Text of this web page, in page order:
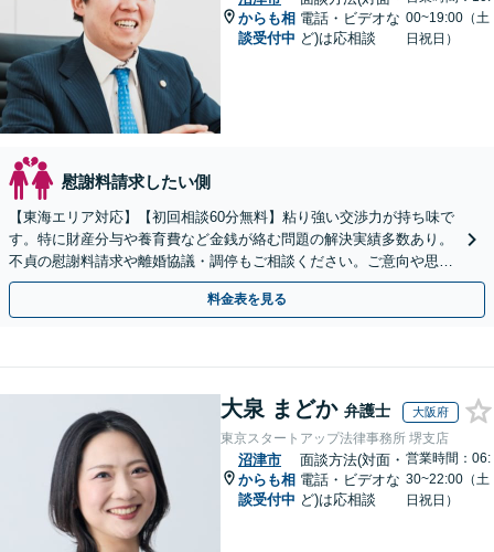
からも相
談受付中
電話・ビデオな
ど)は応相談
00~19:00（土
日祝日）
慰謝料請求したい側
【東海エリア対応】【初回相談60分無料】粘り強い交渉力が持ち味で
す。特に財産分与や養育費など金銭が絡む問題の解決実績多数あり。
不貞の慰謝料請求や離婚協議・調停もご相談ください。ご意向や思い
に寄り添いながら最善の解決を目指します／土日祝相談可
料金表を見る
大泉 まどか 弁護士 大阪府
東京スタートアップ法律事務所 堺支店
沼津市
からも相
談受付中
面談方法(対面・
電話・ビデオな
ど)は応相談
営業時間：06:
30~22:00（土
日祝日）